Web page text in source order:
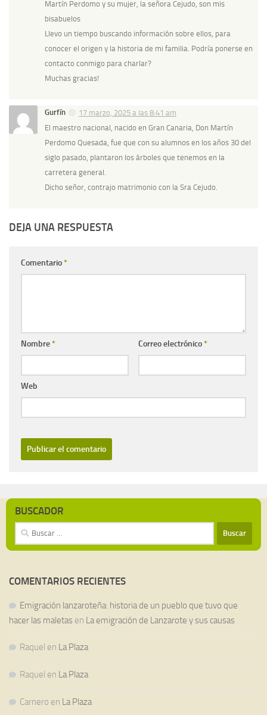
Martín Perdomo y su mujer, la señora Cejudo, son mis
bisabuelos
Llevo un tiempo buscando información sobre ellos, para
conocer el origen y la historia de mi familia. Podría ponerse en
contacto conmigo para charlar?
Muchas gracias!
Gurfín
17 marzo, 2025 a las 8:41 am
El maestro nacional, nacido en Gran Canaria, Don Martín
Perdomo Quesada, fue que con su alumnos en los años 30 del
siglo pasado, plantaron los árboles que tenemos en la
carretera general.
Dicho señor, contrajo matrimonio con la Sra Cejudo.
DEJA UNA RESPUESTA
Comentario*
Nombre* Correo electrónico*
Web
BUSCADOR
Buscar:
COMENTARIOS RECIENTES
Emigración lanzaroteña: historia de un pueblo que tuvo que
hacer las maletas en La emigración de Lanzarote y sus causas
Raquel en La Plaza
Raquel en La Plaza
Carnero en La Plaza